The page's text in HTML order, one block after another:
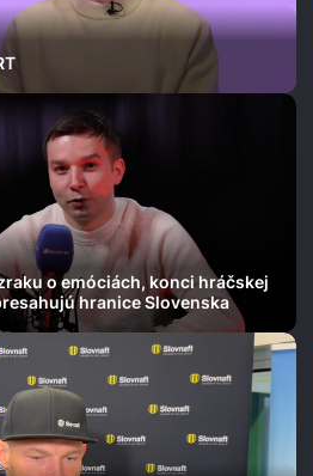
o emóciách, konci hráčskej
hranice Slovenska